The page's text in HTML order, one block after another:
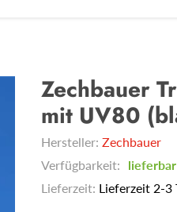
Zechbauer
mit UV80
Hersteller: Zechbauer
Verfügbarkeit:
lieferbar
Lieferzeit: Lieferzeit 2-3